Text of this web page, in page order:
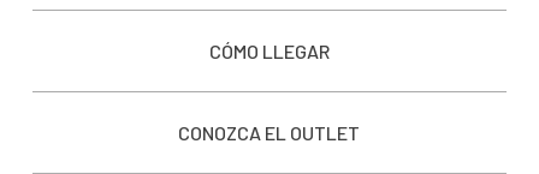
CÓMO LLEGAR
CONOZCA EL OUTLET